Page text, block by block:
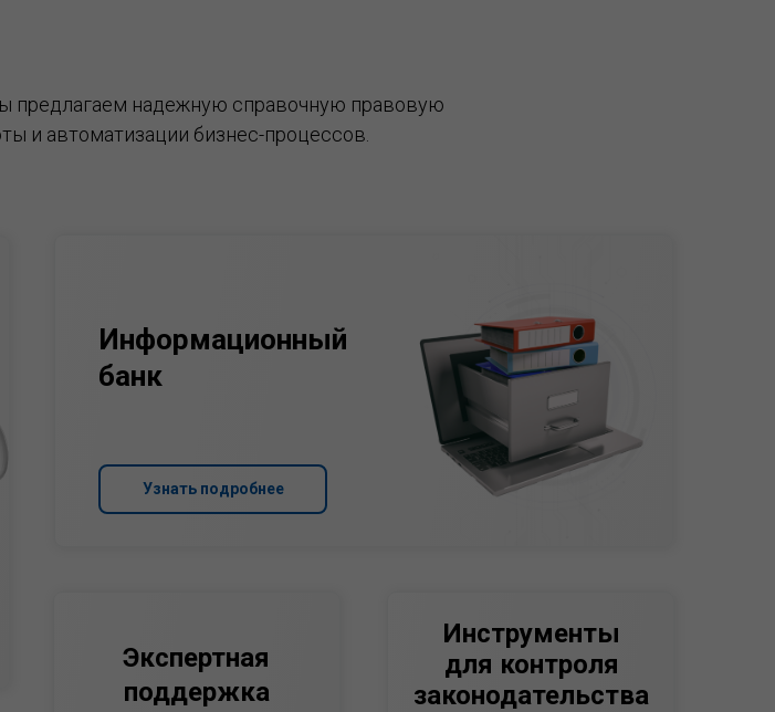
предлагаем надежную справочную правовую
и автоматизации бизнес-процессов.
Узнать подробнее
Информационный
банк
Экспертная
поддержка
Инструменты
для контроля
законодательства